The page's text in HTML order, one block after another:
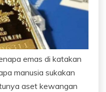
emas di katakan
manusia sukakan
aset kewangan